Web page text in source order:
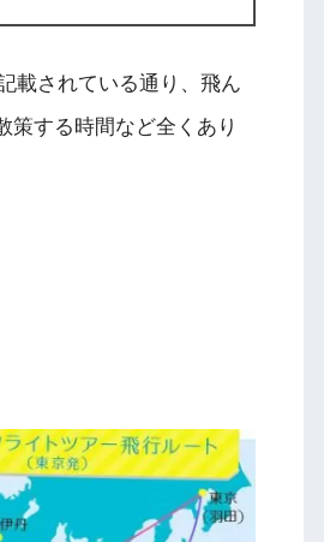
載されている通り、飛ん
策する時間など全くあり